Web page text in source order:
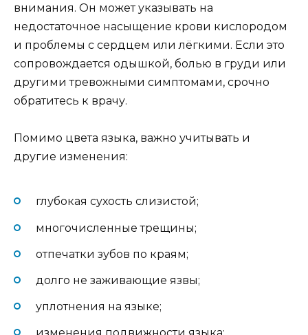
внимания. Он может указывать на
недостаточное насыщение крови кислородом
и проблемы с сердцем или лёгкими. Если это
сопровождается одышкой, болью в груди или
другими тревожными симптомами, срочно
обратитесь к врачу.
Помимо цвета языка, важно учитывать и
другие изменения:
глубокая сухость слизистой;
многочисленные трещины;
отпечатки зубов по краям;
долго не заживающие язвы;
уплотнения на языке;